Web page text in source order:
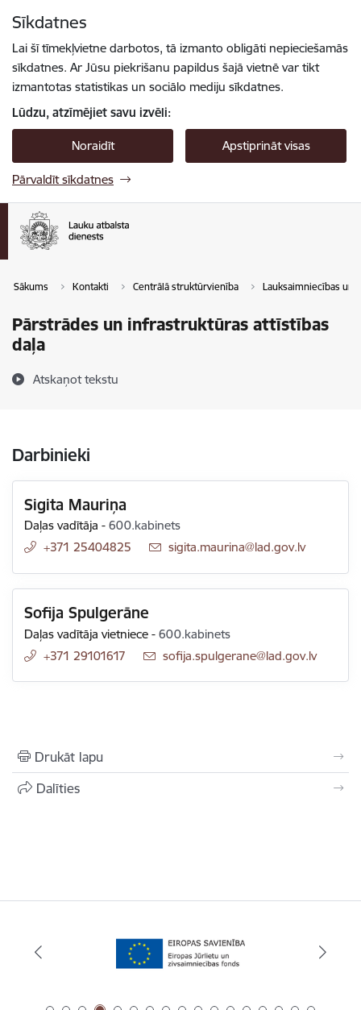
Sīkdatnes
Lai šī tīmekļvietne darbotos, tā izmanto obligāti nepieciešamās
sīkdatnes. Ar Jūsu piekrišanu papildus šajā vietnē var tikt
izmantotas statistikas un sociālo mediju sīkdatnes.
Lūdzu, atzīmējiet savu izvēli:
Noraidīt Apstiprināt visas
Pārvaldīt sīkdatnes
Sākums Kontakti Centrālā struktūrvienība Lauksaimniecības un
Pārstrādes un infrastruktūras attīstības
daļa
Atskaņot tekstu
Darbinieki
Sigita Mauriņa
Daļas vadītāja -600.kabinets
+371 25404825
E-pasts:
sigita.maurina@lad.gov.lv
Sofija Spulgerāne
Daļas vadītāja vietniece -600.kabinets
+371 29101617
E-pasts:
sofija.spulgerane@lad.gov.lv
Drukāt lapu
Dalīties